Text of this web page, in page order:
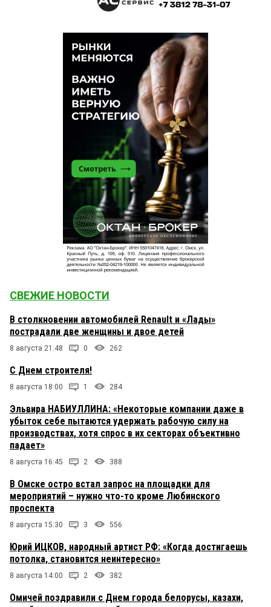
СВЕЖИЕ НОВОСТИ
В столкновении автомобилей Renault и «Лады»
пострадали две женщины и двое детей
8 августа 21:48 0 262
С Днем строителя!
8 августа 18:00 1 284
Эльвира НАБИУЛЛИНА: «Некоторые компании даже в
убыток себе пытаются удержать рабочую силу на
производствах, хотя спрос в их секторах объективно
падает»
8 августа 16:45 2 388
В Омске остро встал запрос на площадки для
мероприятий – нужно что-то кроме Любинского
проспекта
8 августа 15:30 3 556
Юрий ИЦКОВ, народный артист РФ: «Когда достигаешь
потолка, становится неинтересно»
8 августа 14:00 2 382
Омичей поздравили с Днем города белорусы, казахи,